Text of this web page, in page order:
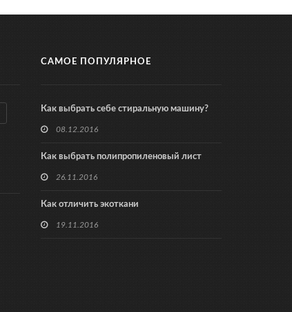
САМОЕ ПОПУЛЯРНОЕ
Как выбрать себе стиральную машину?
08.12.2016
Как выбрать полипропиленовый лист
26.11.2016
Как отличить экоткани
19.11.2016